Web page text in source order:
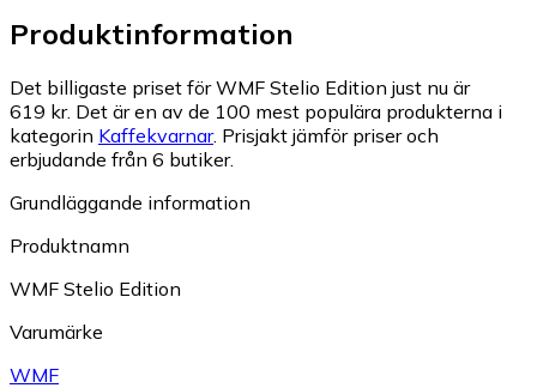
Produktinformation
Det billigaste priset för WMF Stelio Edition just nu är
619 kr. Det är en av de 100 mest populära produkterna i
kategorin Kaffekvarnar. Prisjakt jämför priser och
erbjudande från 6 butiker.
Grundläggande information
Produktnamn
WMF Stelio Edition
Varumärke
WMF